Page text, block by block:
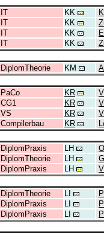
IT KK
IT KK
IT KK
IT KK
DiplomTheorie KM
PaCo KR
CG1 KR
VS KR
Compilerbau KR
DiplomPraxis LH
DiplomTheorie LH
DiplomPraxis LH
DiplomTheorie
DiplomPraxis
DiplomPraxis